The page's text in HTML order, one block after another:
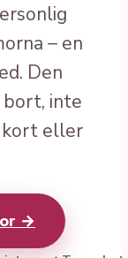
– en
Den
inte
kort eller
→